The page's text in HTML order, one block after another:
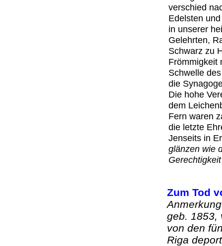
verschied
Edelsten
in unserer
Gelehrten,
Schwarz zu
Frömmigkeit
Schwelle
die
Die hohe
dem
Fern waren
die letzte
Jenseits in
glänzen wie
Zum Tod
geb. 1853,
von den
Riga